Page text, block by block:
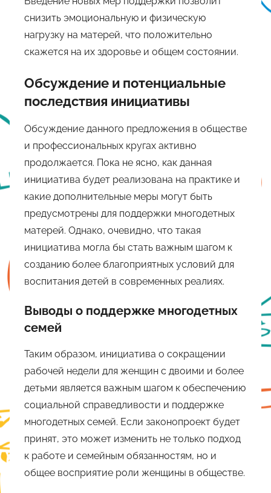
снизить эмоциональную и физическую
нагрузку на матерей, что положительно
скажется на их здоровье и общем состоянии.
Обсуждение и потенциальные
последствия инициативы
Обсуждение данного предложения в обществе
и профессиональных кругах активно
продолжается. Пока не ясно, как данная
инициатива будет реализована на практике и
какие дополнительные меры могут быть
предусмотрены для поддержки многодетных
матерей. Однако, очевидно, что такая
инициатива могла бы стать важным шагом к
созданию более благоприятных условий для
воспитания детей в современных реалиях.
Выводы о поддержке многодетных
семей
Таким образом, инициатива о сокращении
рабочей недели для женщин с двоими и более
детьми является важным шагом к обеспечению
социальной справедливости и поддержке
многодетных семей. Если законопроект будет
принят, это может изменить не только подход
к работе и семейным обязанностям, но и
общее восприятие роли женщины в обществе.